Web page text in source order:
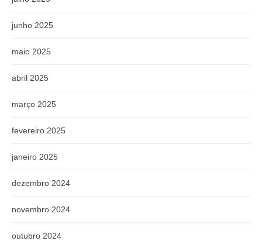
junho 2025
maio 2025
abril 2025
março 2025
fevereiro 2025
janeiro 2025
dezembro 2024
novembro 2024
outubro 2024